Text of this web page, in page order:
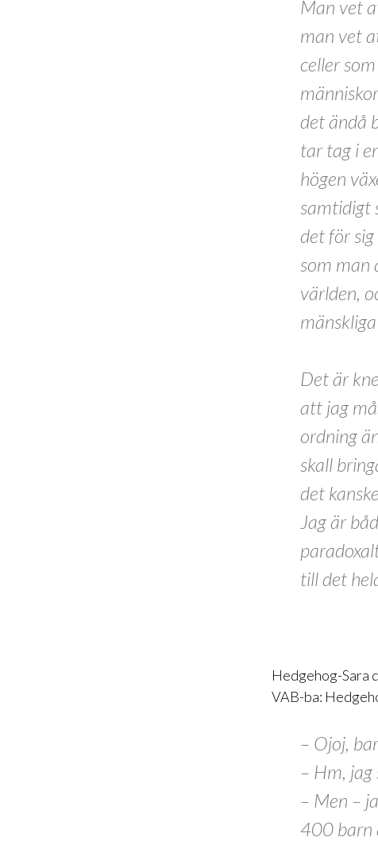
Man vet
man vet
celler
det ändå
tar tag i
högen
samtidigt
det för
som man
världen,
mänskliga
Det är
att jag
ordning
skall
det
Jag är
till det
Hedgehog-Sara
VAB-ba:
– Ojoj,
– Hm,
– Men –
400 barn